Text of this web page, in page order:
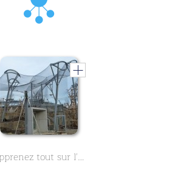
Apprenez tout sur l'histoire de Wilhelma, le zoo de Stuttgart - Partie 1 - dans ce cours en deux parties.